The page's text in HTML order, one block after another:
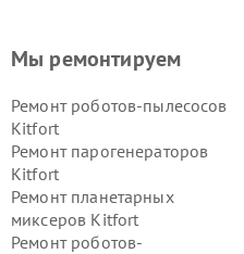
Мы ремонтируем
Ремонт роботов-пылесосов
Kitfort
Ремонт парогенераторов
Kitfort
Ремонт планетарных
миксеров Kitfort
Ремонт роботов-